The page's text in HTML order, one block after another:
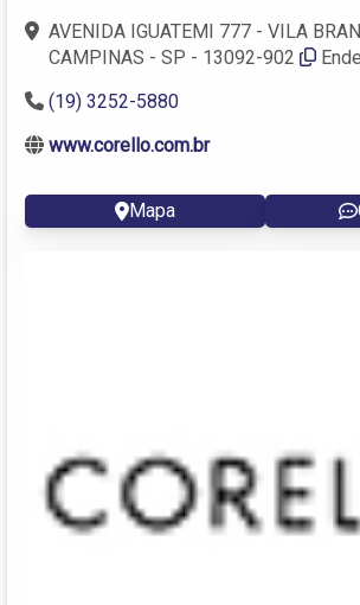
AVENIDA IGUATEMI 777 - VILA
CAMPINAS - SP - 13092-902
(19) 3252-5880
www.corello.com.br
Mapa